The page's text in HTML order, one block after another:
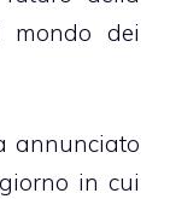
dei
annunciato
in cui